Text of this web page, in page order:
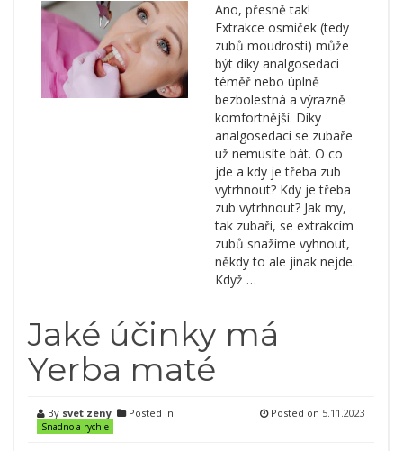
Ano, přesně tak!
Extrakce osmiček (tedy
zubů moudrosti) může
být díky analgosedaci
téměř nebo úplně
bezbolestná a výrazně
komfortnější. Díky
analgosedaci se zubaře
už nemusíte bát. O co
jde a kdy je třeba zub
vytrhnout? Kdy je třeba
zub vytrhnout? Jak my,
tak zubaři, se extrakcím
zubů snažíme vyhnout,
někdy to ale jinak nejde.
Když …
Jaké účinky má
Yerba maté
By svet zeny Posted in
Snadno a rychle
Posted on 5.11.2023